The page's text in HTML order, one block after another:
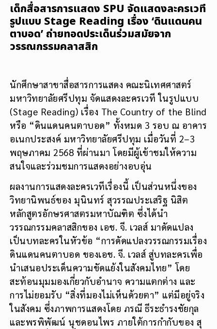
เด็กสื่อสารการแสดง SPU จัดแสดงละครเวที
รูปแบบ Stage Reading เรื่อง ‘ดินแดนคน
ตาบอด’ ถ่ายทอดประเด็นร่วมสมัยจาก
วรรณกรรมคลาสสิก
นักศึกษาสาขาสื่อสารการแสดง คณะนิเทศศาสตร์
มหาวิทยาลัยศรีปทุม จัดแสดงละครเวที ในรูปแบบ
(Stage Reading) เรื่อง The Country of the Blind
หรือ “ดินแดนคนตาบอด” ทั้งหมด 3 รอบ ณ อาคาร
อเนกประสงค์ มหาวิทยาลัยศรีปทุม เมื่อวันที่ 2–3
พฤษภาคม 2568 ที่ผ่านมา โดยมีผู้เข้าชมให้ความ
สนใจและร่วมชมการแสดงอย่างอบอุ่น
ผลงานการแสดงละครเวทีเรื่องนี้ เป็นส่วนหนึ่งของ
วิทยานิพนธ์ของ มุนินทร์ สุวรรณประเสริฐ นิสิต
หลักสูตรอักษรศาสตรมหาบัณฑิต ซึ่งได้นำ
วรรณกรรมคลาสสิกของ เอช. จี. เวลส์ มาดัดแปลง
เป็นบทละครในหัวข้อ “การดัดแปลงวรรณกรรมเรื่อง
ดินแดนคนตาบอด ของเอช. จี. เวลส์ สู่บทละครเพื่อ
นำเสนอประเด็นความขัดแย้งในสังคมไทย” โดย
สะท้อนมุมมองเกี่ยวกับอำนาจ ความแตกต่าง และ
การไม่ยอมรับ “สิ่งที่มองไม่เห็นด้วยตา” แต่มีอยู่จริง
ในสังคม ซึ่งภาพการแสดงโดย ภรณี ธีระธำรงชัยกุล
และพรพิพัฒน์ นุชดอนไพร ภายใต้การกำกับของ สุ